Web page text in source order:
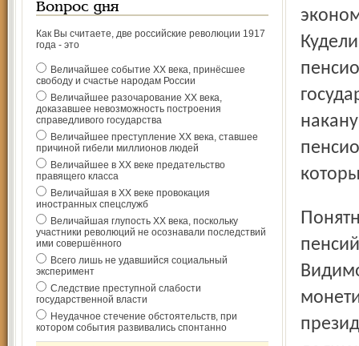
Вопрос дня
Как Вы считаете, две российские революции 1917
года - это
Величайшее событие ХХ века, принёсшее
свободу и счастье народам России
Величайшее разочарование ХХ века,
доказавшее невозможность построения
справедливого государства
Величайшее преступление ХХ века, ставшее
причиной гибели миллионов людей
Величайшее в ХХ веке предательство
правящего класса
Величайшая в ХХ веке провокация
иностранных спецслужб
Величайшая глупость ХХ века, поскольку
участники революций не осознавали последствий
ими совершённого
Всего лишь не удавшийся социальный
эксперимент
Следствие преступной слабости
государственной власти
Неудачное стечение обстоятельств, при
котором события развивались спонтанно
Понятно, конечно, что на фоне общероссийских низких